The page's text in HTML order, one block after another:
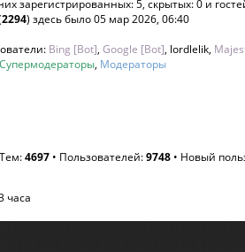
зарегистрированных: 5, скрытых: 0 и
2294) здесь было 05 мар 2026, 06:40
Bing [Bot], Google [Bot], lordlelik,
Супермодераторы, Модераторы
4697 • Пользователей:9748 • Новый
часа